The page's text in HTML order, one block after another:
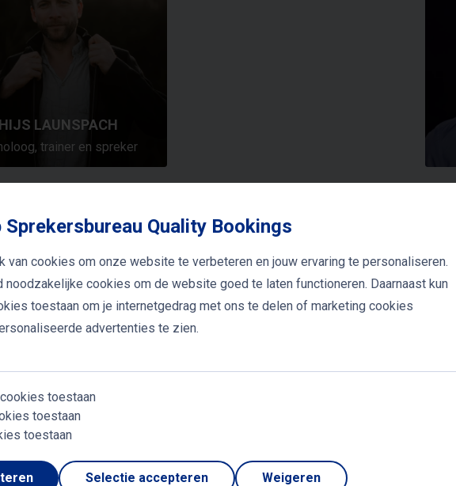
LAUNSPACH
trainer en spreker
Geluk en succes Gezond leven en welzijn
JASPERS
Burn-out preventie
ZANDVLIET
na tegenslag Hormoon expert
Quality Bookings
van cookies om onze website te verbeteren en jouw ervaring te personaliseren.
noodzakelijke cookies om de website goed te laten functioneren. Daarnaast kun
toestaan om je internetgedrag met ons te delen of marketing cookies
advertenties te zien.
toestaan
toestaan
toestaan
Selectie accepteren Weigeren